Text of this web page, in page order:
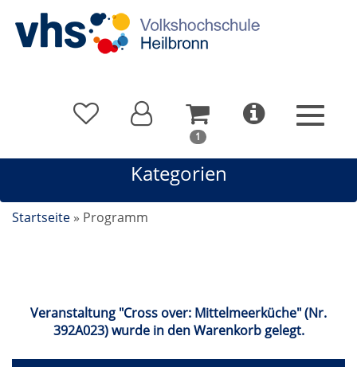
1 In
Warenkorb
sich
Kategorien
Startseite » Programm
Veranstaltung "Cross over: Mittelmeerküche" (Nr.
392A023) wurde in den Warenkorb gelegt.